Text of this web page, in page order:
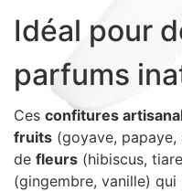
Danse tahitienne (29)
Décoration (22)
Sacs, Bijoux et
Textile (27)
Loisirs (19)
Nos Box (12)
Idéal pour
parfums
Ces confitures
fruits (goyave, papaye,
de fleurs (hibiscus,
(gingembre, vanille) qui